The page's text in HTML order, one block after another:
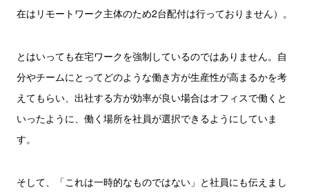
在はリモートワーク主体のため2台配付は行っておりません）。
とはいっても在宅ワークを強制しているのではありません。自
分やチームにとってどのような働き方が生産性が高まるかを考
えてもらい、出社する方が効率が良い場合はオフィスで働くと
いったように、働く場所を社員が選択できるようにしていま
す。
そして、「これは一時的なものではない」と社員にも伝えまし